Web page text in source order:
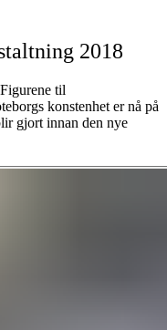
2018
til
konstenhet er nå på
gjort innan den nye